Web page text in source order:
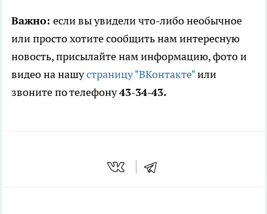
Важно: если вы увидели что-либо необычное
или просто хотите сообщить нам интересную
новость, присылайте нам информацию, фото и
видео на нашустраницу "ВКонтакте"или
звоните по телефону43-34-43.